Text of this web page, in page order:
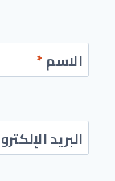
الاسم*
البريد